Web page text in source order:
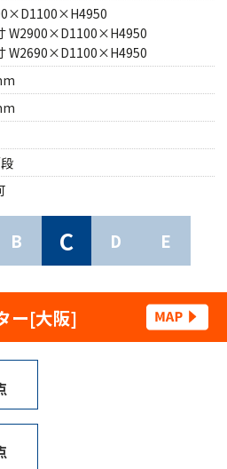
W2900×D1100×H4950
W2690×D1100×H4950
B C D E
ー[大阪]